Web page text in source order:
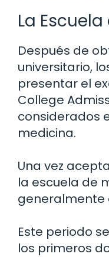
La
Después de
universitario,
presentar el
College
considerados
medicina.
Una vez
la escuela de
generalmente
Este periodo
los primeros